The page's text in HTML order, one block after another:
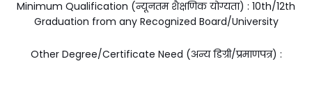
Minimum Qualification (न्यूनतम शैक्षणिक योग्यता) : 10th/12th
Graduation from any Recognized Board/University
Other Degree/Certificate Need (अन्य डिग्री/प्रमाणपत्र) :